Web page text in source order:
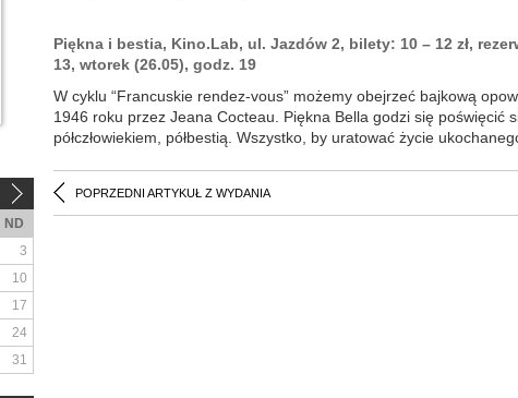
Piękna i bestia, Kino.Lab, ul. Jazdów 2, bilety: 10 – 12 zł,
13, wtorek (26.05), godz. 19
W cyklu “Francuskie rendez-vous” możemy obejrzeć bajkową
1946 roku przez Jeana Cocteau. Piękna Bella godzi się poświęcić
półczłowiekiem, półbestią. Wszystko, by uratować życie
POPRZEDNI ARTYKUŁ Z WYDANIA
ND
3
10
17
24
31